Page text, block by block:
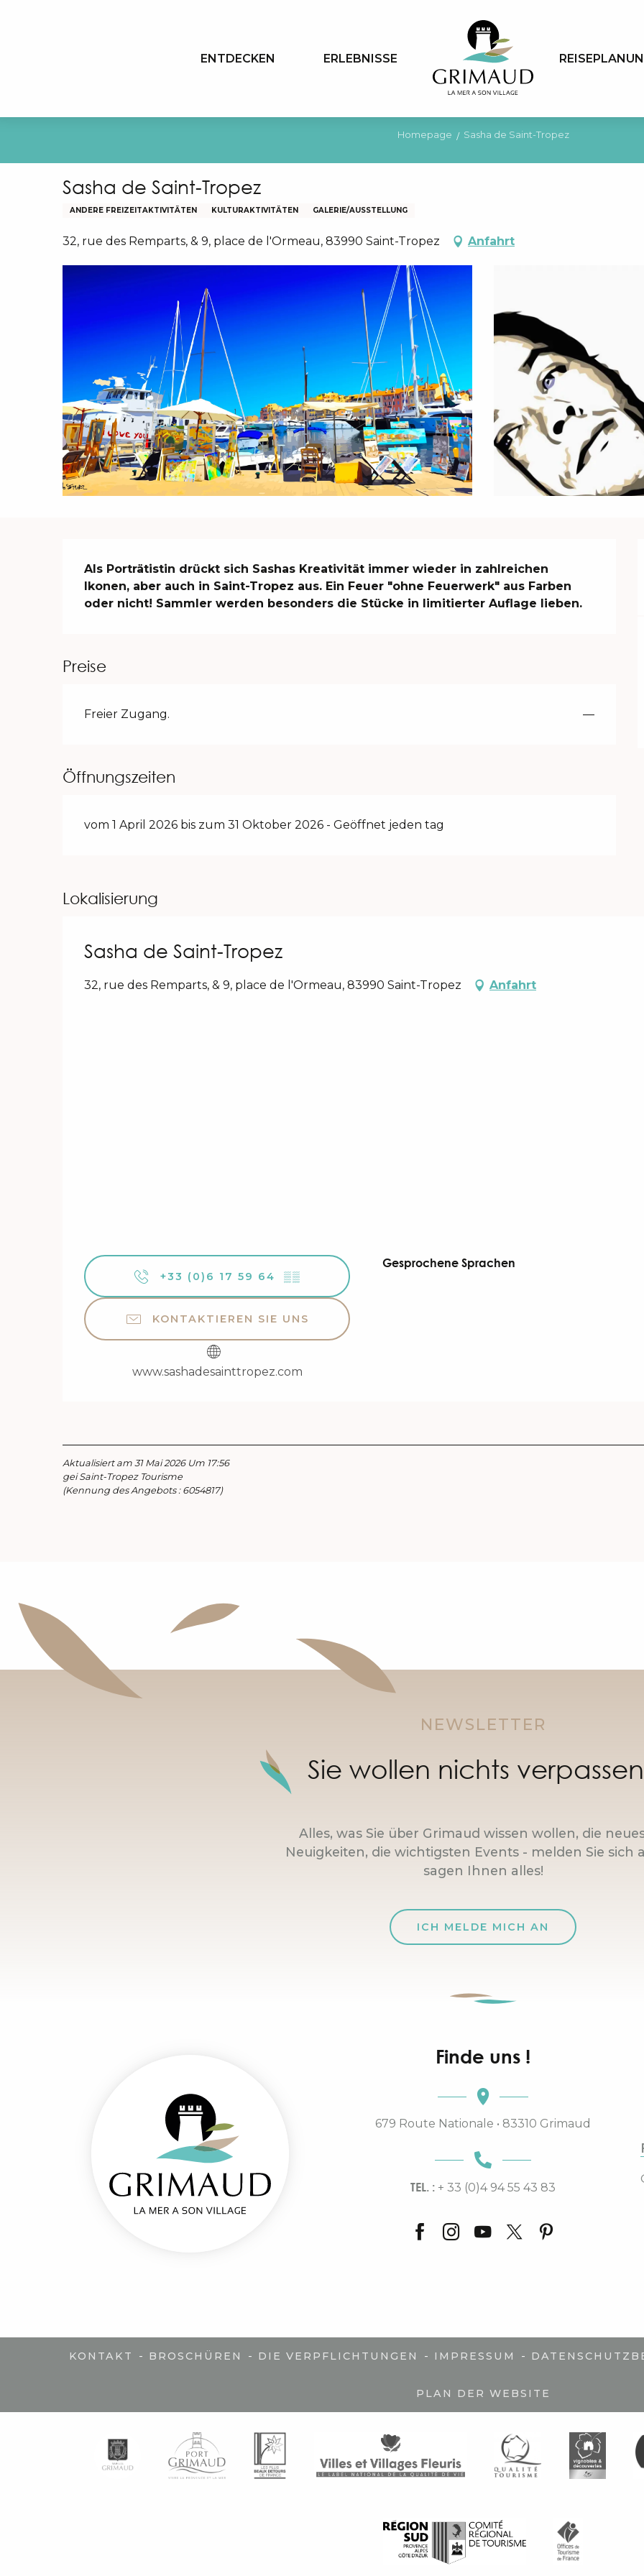
ENTDECKEN ERLEBNISSE
Homepage Sasha de Saint-Tropez
Sasha de Saint-Tropez
ANDERE FREIZEITAKTIVITÄTEN KULTURAKTIVITÄTEN GALERIE/AUSSTELLUNG
32, rue des Remparts, & 9, place de l'Ormeau, 83990 Saint-Tropez Anfahrt
Beschreibung
Als Porträtistin drückt sich Sashas Kreativität immer wieder in zahlreichen
Ikonen, aber auch in Saint-Tropez aus. Ein Feuer "ohne Feuerwerk" aus Farben
oder nicht! Sammler werden besonders die Stücke in limitierter Auflage lieben.
Preise
Freier Zugang. —
Öffnungszeiten
vom 1 April 2026 bis zum 31 Oktober 2026 - Geöffnet jeden tag
Lokalisierung
Sasha de Saint-Tropez
32, rue des Remparts, & 9, place de l'Ormeau, 83990 Saint-Tropez Anfahrt
+33 (0)6 17 59 64 ▒▒
KONTAKTIEREN SIE UNS
www.sashadesainttropez.com
Gesprochene Sprachen
Gesprochene Sprachen
Aktualisiert am 31 Mai 2026 Um 17:56
gei Saint-Tropez Tourisme
(Kennung des Angebots : 6054817)
NEWSLETTER
Sie wollen nichts
Alles, was Sie über Grimaud wissen wollen, die
Neuigkeiten, die wichtigsten Events - melden Sie sich
sagen Ihnen alles!
ICH MELDE MICH AN
Finde uns !
679 Route Nationale • 83310 Grimaud
TEL. : + 33 (0)4 94 55 43 83
KONTAKT - BROSCHÜREN - DIE VERPFLICHTUNGEN - IMPRESSUM -
PLAN DER WEBSITE